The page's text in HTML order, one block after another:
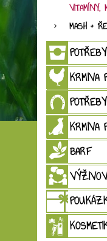
VITAMÍNY,
MASH +
KRMIVA
KRMIVA
BARF